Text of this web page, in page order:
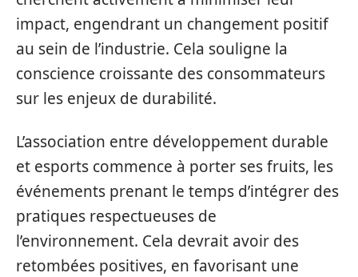
impact, engendrant un changement positif
au sein de l’industrie. Cela souligne la
conscience croissante des consommateurs
sur les enjeux de durabilité.
L’association entre développement durable
et esports commence à porter ses fruits, les
événements prenant le temps d’intégrer des
pratiques respectueuses de
l’environnement. Cela devrait avoir des
retombées positives, en favorisant une